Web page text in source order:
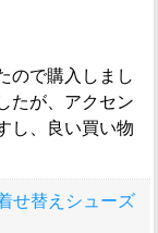
ので購入しまし
たが、アクセン
し、良い買い物
せ替えシューズ